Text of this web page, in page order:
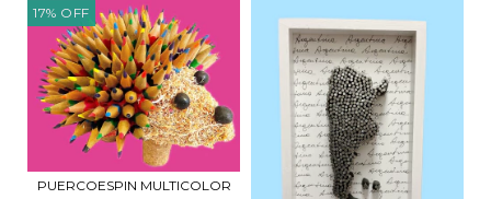
17% OFF
PUERCOESPIN MULTICOLOR